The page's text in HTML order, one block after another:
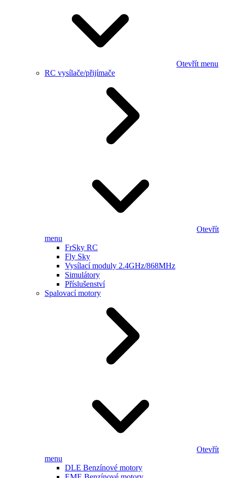
Otevřít menu
RC vysílače/přijímače
Otevřít
menu
FrSky RC
Fly Sky
Vysílací moduly 2.4GHz/868MHz
Simulátory
Příslušenství
Spalovací motory
Otevřít
menu
DLE Benzínové motory